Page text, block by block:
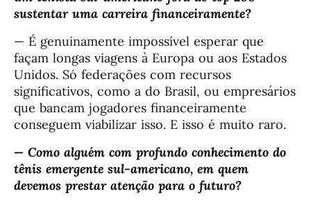
sustentar uma carreira financeiramente?
— É genuinamente impossível esperar que
façam longas viagens à Europa ou aos Estados
Unidos. Só federações com recursos
significativos, como a do Brasil, ou empresários
que bancam jogadores financeiramente
conseguem viabilizar isso. E isso é muito raro.
— Como alguém com profundo conhecimento do
tênis emergente sul-americano, em quem
devemos prestar atenção para o futuro?